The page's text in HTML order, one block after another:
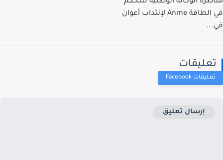
الوكالة الوطنية للتحكم
في الطاقة Anme لإنتداب أعوان
إرسال تعليق